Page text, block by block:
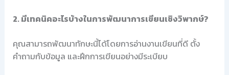
2. มีเทคนิคอะไรบ้างในการพัฒนาการเขียนเชิงวิพากษ์?
คุณสามารถพัฒนาทักษะนี้ได้โดยการอ่านงานเขียนที่ดี ตั้ง
คำถามกับข้อมูล และฝึกการเขียนอย่างมีระเบียบ